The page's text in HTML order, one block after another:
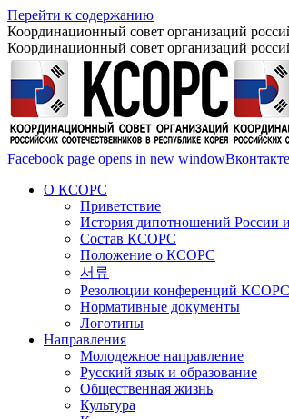
Перейти к содержанию
Координационный совет организаций
Координационный совет организаций
Facebook page opens in new window
О КСОРС
Приветствие
История дипотношений России
Состав КСОРС
Положение о КСОРС
서류
Резолюции конференций КСОРС
Нормативные документы
Логотипы
Направления
Молодежное направление
Русский язык и образование
Общественная жизнь
Культура